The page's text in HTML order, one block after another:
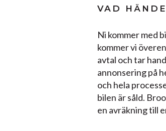
VAD
Ni kommer med
kommer vi
avtal och tar
annonsering på
och hela
bilen är såld.
en avräkning till